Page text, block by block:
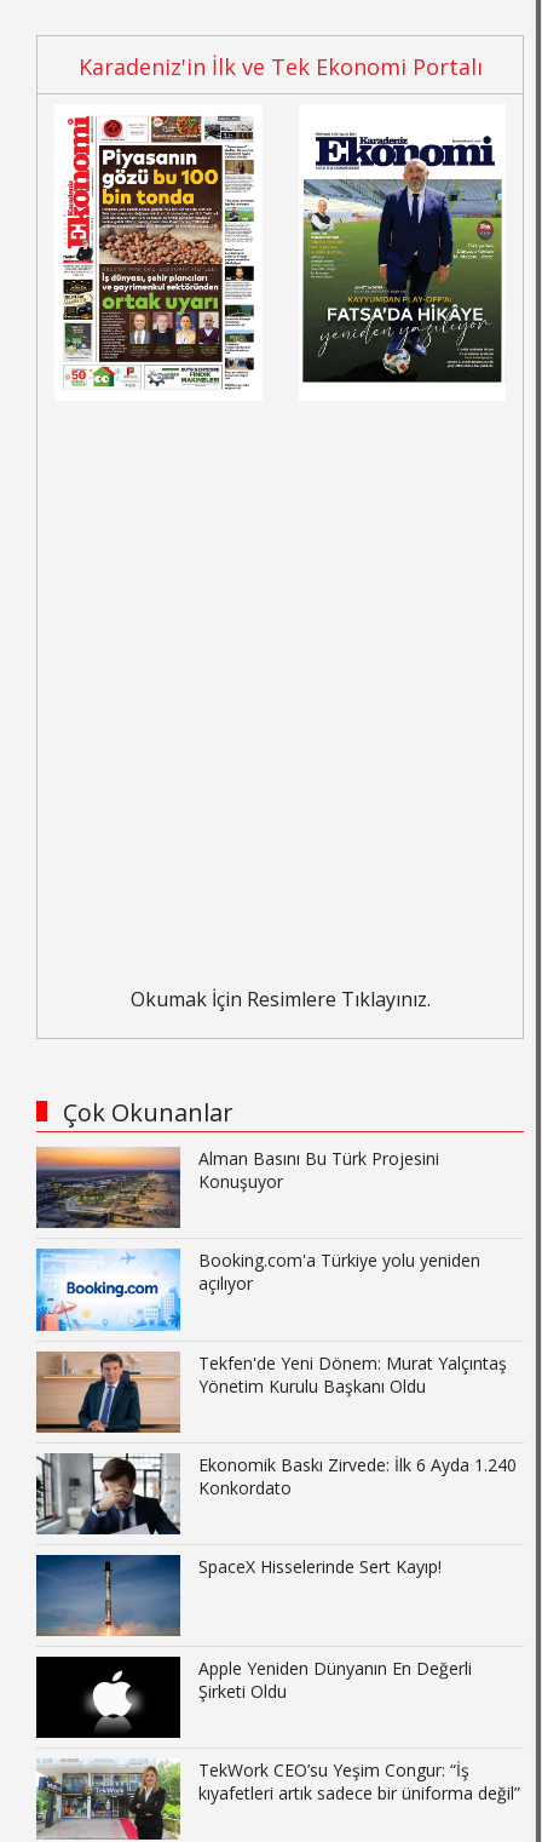
Karadeniz'in İlk ve Tek Ekonomi Portalı
Okumak İçin Resimlere Tıklayınız.
Çok Okunanlar
Alman Basını Bu Türk Projesini
Konuşuyor
Booking.com'a Türkiye yolu yeniden
açılıyor
Tekfen'de Yeni Dönem: Murat Yalçıntaş
Yönetim Kurulu Başkanı Oldu
Ekonomik Baskı Zirvede: İlk 6 Ayda 1.240
Konkordato
SpaceX Hisselerinde Sert Kayıp!
Apple Yeniden Dünyanın En Değerli
Şirketi Oldu
TekWork CEO’su Yeşim Congur: “İş
kıyafetleri artık sadece bir üniforma değil”